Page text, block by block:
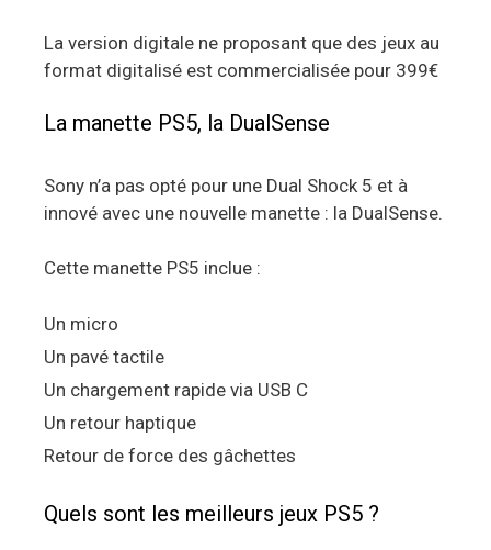
La version digitale ne proposant que des jeux au
format digitalisé est commercialisée pour 399€
La manette PS5, la DualSense
Sony n’a pas opté pour une Dual Shock 5 et à
innové avec une nouvelle manette : la DualSense.
Cette manette PS5 inclue :
Un micro
Un pavé tactile
Un chargement rapide via USB C
Un retour haptique
Retour de force des gâchettes
Quels sont les meilleurs jeux PS5 ?